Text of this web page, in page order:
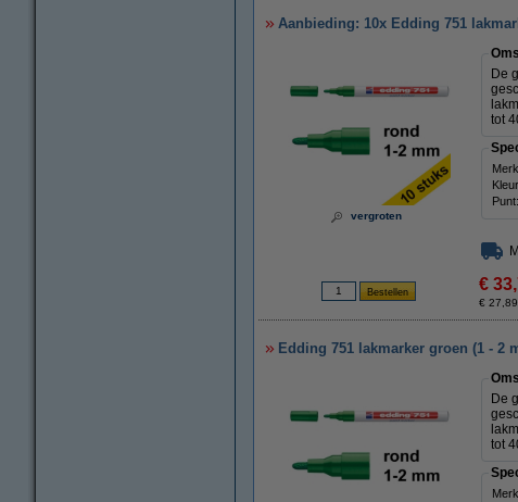
Aanbieding: 10x Edding 751
vergroten
De
tot
Punt:
€
€
Edding 751 lakmarker groen (1 - 2
De
tot